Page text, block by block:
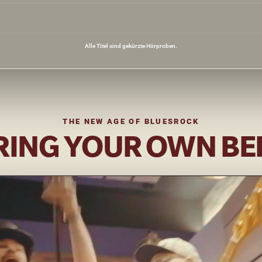
Alle Titel sind gekürzte Hörproben.
THE NEW AGE OF BLUESROCK
YOUR OWN